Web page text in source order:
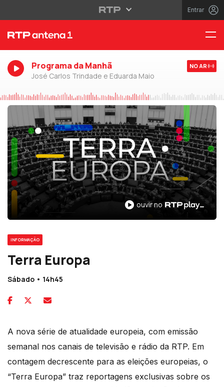
Entrar
Programa da Manhã
José Carlos Trindade e Eduarda Maio
NO AR
ouvir no
INFORMAÇÃO
Terra Europa
Sábado • 14h45
A nova série de atualidade europeia, com emissão
semanal nos canais de televisão e rádio da RTP. Em
contagem decrescente para as eleições europeias, o
“Terra Europa” traz reportagens exclusivas sobre os